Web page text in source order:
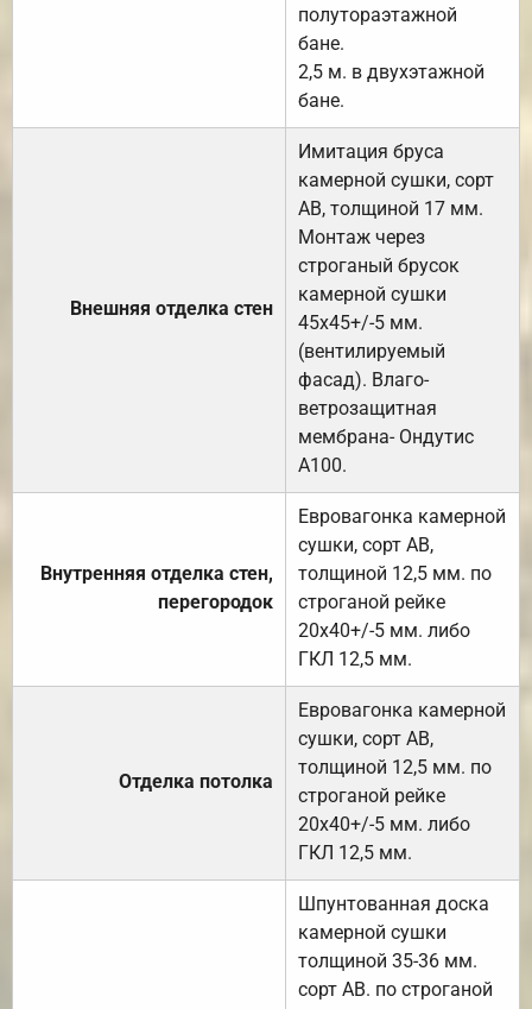
полутораэтажной
бане.
2,5 м. в двухэтажной
бане.
Внешняя отделка стен
Имитация бруса
камерной сушки, сорт
АВ, толщиной 17 мм.
Монтаж через
строганый брусок
камерной сушки
45х45+/-5 мм.
(вентилируемый
фасад). Влаго-
ветрозащитная
мембрана- Ондутис
А100.
Внутренняя отделка стен,
перегородок
Евровагонка камерной
сушки, сорт АВ,
толщиной 12,5 мм. по
строганой рейке
20х40+/-5 мм. либо
ГКЛ 12,5 мм.
Отделка потолка
Евровагонка камерной
сушки, сорт АВ,
толщиной 12,5 мм. по
строганой рейке
20х40+/-5 мм. либо
ГКЛ 12,5 мм.
Шпунтованная доска
камерной сушки
толщиной 35-36 мм.
сорт АВ. по строганой